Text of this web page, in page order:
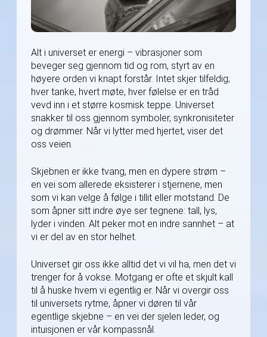
Alt i universet er energi – vibrasjoner som
beveger seg gjennom tid og rom, styrt av en
høyere orden vi knapt forstår. Intet skjer tilfeldig;
hver tanke, hvert møte, hver følelse er en tråd
vevd inn i et større kosmisk teppe. Universet
snakker til oss gjennom symboler, synkronisiteter
og drømmer. Når vi lytter med hjertet, viser det
oss veien.
Skjebnen er ikke tvang, men en dypere strøm –
en vei som allerede eksisterer i stjernene, men
som vi kan velge å følge i tillit eller motstand. De
som åpner sitt indre øye ser tegnene: tall, lys,
lyder i vinden. Alt peker mot en indre sannhet – at
vi er del av en stor helhet.
Universet gir oss ikke alltid det vi vil ha, men det vi
trenger for å vokse. Motgang er ofte et skjult kall
til å huske hvem vi egentlig er. Når vi overgir oss
til universets rytme, åpner vi døren til vår
egentlige skjebne – en vei der sjelen leder, og
intuisjonen er vår kompassnål.